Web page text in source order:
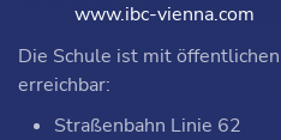
www.ibc-vienna.com
Die Schule ist mit
erreichbar:
Straßenbahn Linie 62